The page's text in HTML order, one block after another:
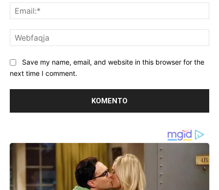
Save my name, email, and website in this browser for the
next time I comment.